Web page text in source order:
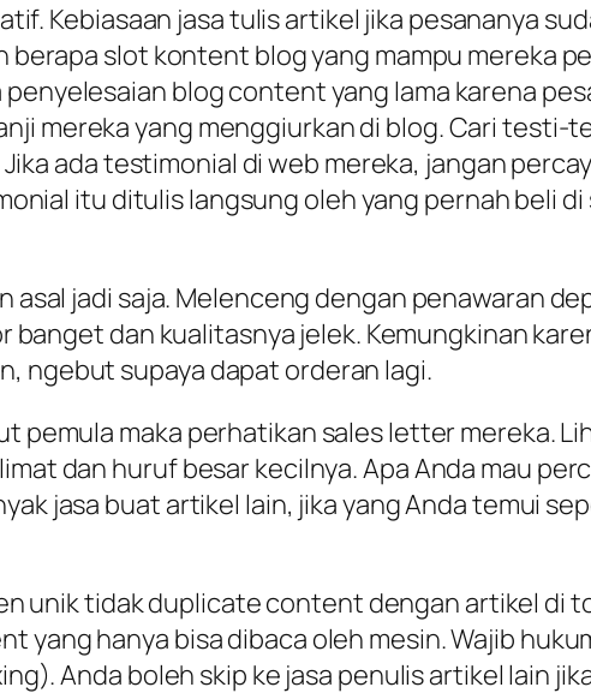
Kebiasaan jasa tulis artikel jika pesananya
slot kontent blog yang mampu mereka
blog content yang lama karena
mereka yang menggiurkan di blog. Cari testi-
ada testimonial di web mereka, jangan
itu ditulis langsung oleh yang pernah beli
jadi saja. Melenceng dengan penawaran
banget dan kualitasnya jelek. Kemungkinan
ngebut supaya dapat orderan lagi.
pemula maka perhatikan sales letter mereka.
dan huruf besar kecilnya. Apa Anda mau
jasa buat artikel lain, jika yang Anda temui
unik tidak duplicate content dengan artikel di
yang hanya bisa dibaca oleh mesin. Wajib
Anda boleh skip ke jasa penulis artikel lain